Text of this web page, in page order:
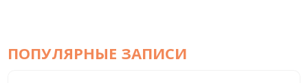
ПОПУЛЯРНЫЕ ЗАПИСИ